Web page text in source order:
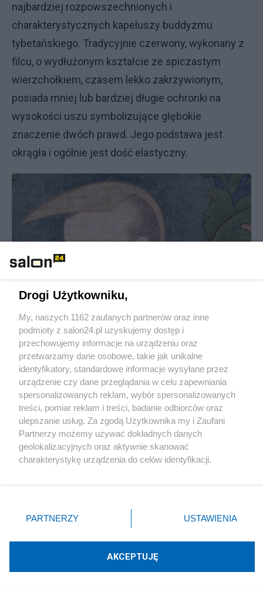
najbardziej rozpowszechnionych i
charakterystycznych kapeluszy buddyzmu
tybetańskiego. Tradycyjnie czerwony, wykonany z
filcu, o wydłużonym kształcie ze spiczastym
wierzchołkiem, czasem lekko zakrzywionym,
posiada mniej lub bardziej długie ochronki na
wysokości uszu symbolizujące głębokie
znaczenie dwóch prawd. Jego podstawa jest
okrągła i ogólnie jest dość elastyczny.
Płaski kapelusz pandity. Powszechnie uważa się,
że styl ten wywodzi się z Azji Południowej i jest
symbolem uczonego słynącego z klasycznych
debat.
Drogi Użytkowniku,
My, naszych 1162 zaufanych partnerów oraz inne
podmioty z salon24.pl uzyskujemy dostęp i
przechowujemy informacje na urządzeniu oraz
przetwarzamy dane osobowe, takie jak unikalne
identyfikatory, standardowe informacje wysyłane przez
urządzenie czy dane przeglądania w celu zapewniania
spersonalizowanych reklam, wybór spersonalizowanych
treści, pomiar reklam i treści, badanie odbiorców oraz
ulepszanie usług. Za zgodą Użytkownika my i Zaufani
Partnerzy możemy używać dokładnych danych
geolokalizacyjnych oraz aktywnie skanować
charakterystykę urządzenia do celów identyfikacji.
zmienić/wycofać klikając przycisk ustawień prywatności
znajdujący się w lewym dolnym rogu strony
rodzaje przetwarzania danych nie wymagają zgody
użytkownika, ale masz prawo sprzeciwić się takiemu
PARTNERZY USTAWIENIA
AKCEPTUJĘ